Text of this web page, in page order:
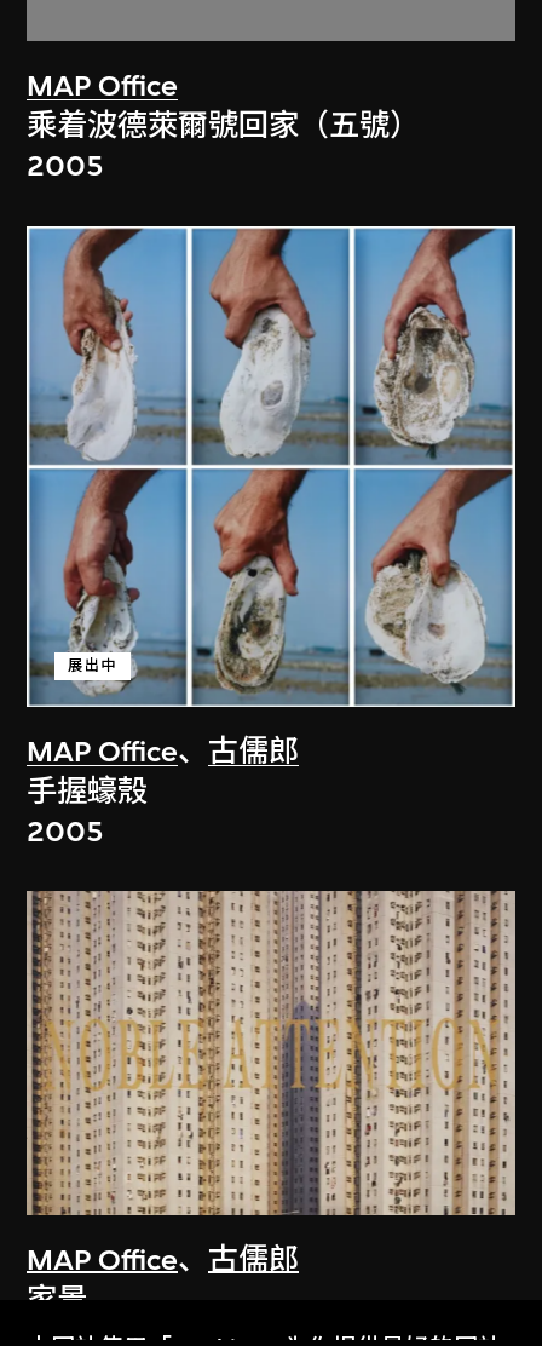
MAP Office
乘着波德萊爾號回家（五號）
2005
MAP Office、 古儒郎
展出中
手握蠔殼
2005
MAP Office、 古儒郎
家景